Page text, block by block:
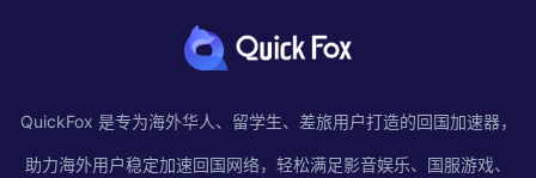
QuickFox 是专为海外华人、留学生、差旅用户打造的回国加速器，
助力海外用户稳定加速回国网络，轻松满足影音娱乐、国服游戏、